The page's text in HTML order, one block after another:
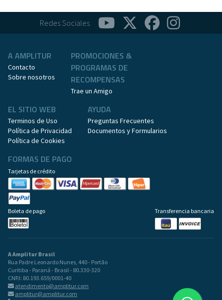
Redes Sociales
A AMPLITUR
Contacto
Sobre nosotros
PROMOCIONES &
PROGRAMAS DE
RECOMPENSAS
Trae un Amigo
EL SITIO WEB
Terminos de Uso
Política de Privacidad
Política de Cookies
AYUDA
Preguntas Frecuentes
Documentos y Formularios
FORMAS DE PAGO
Tarjetas de crédito
Boleta de pago Transferencia bancaria
A Amplitur Brasil
Rua Padre Leonardo Nunes, 440 - Portão
Curitiba - Paraná - Brasil - 80.330-320
CNPJ: 80.193.659/0001-40
atendimento@amplitur.com
amplitur@amplitur.com